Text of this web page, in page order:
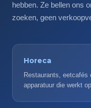
hebben. Ze bellen ons
zoeken, geen
Horeca
Restaurants,
apparatuur die werkt